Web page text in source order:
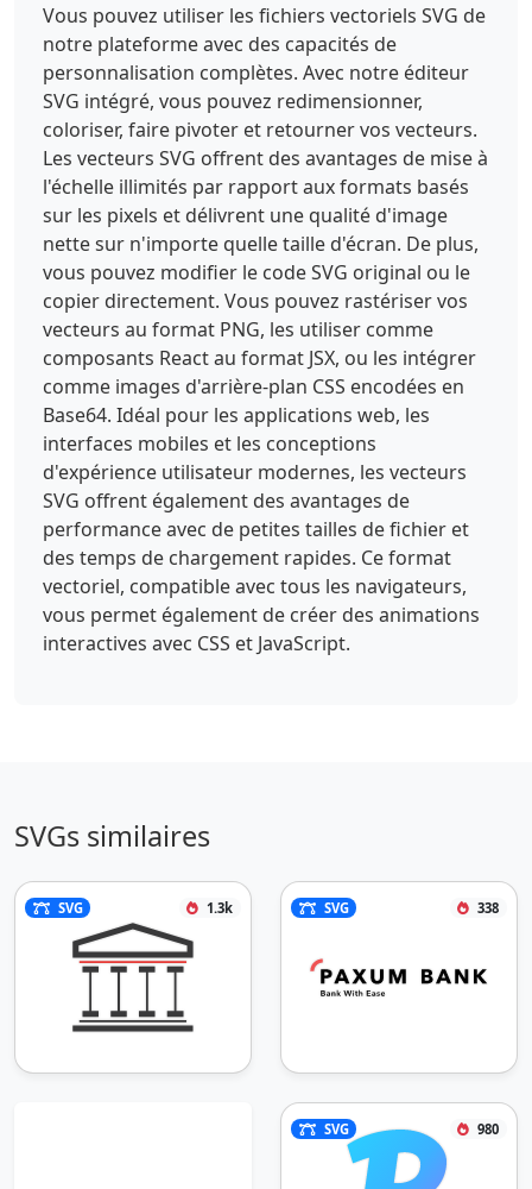
17.02 22.826-17.02 11.137 0 22.352 5.41
22.432 18.039h-14.589c.235-5.098-4.55-
6.745-9.021-6.745-3.137 0-7.059 1.097-7.059
4.785 0 4.313 8.078 5.097 16.235 7.373
8.081 2.274 16.237 6.038 16.237 16.156 0
14.198-12.08 18.748-24.393 18.748-12.863 0-
24.234-5.649-24.316-20.001zm40.943-
37.177h41.258v11.686h-
26.667v11.452h23.059v11.292h-
23.059v21.572h-14.591zm47.927
0h44.629v11.686h-
30.041v9.805h27.452v11.294h-
27.452v10.668h30.826v12.548h-45.413zm53.728
0h28.55c9.883 0 19.606 4.472 19.606 15.764
0 6.04-2.9 11.766-8.783 14.042v.155c5.96
1.414 7.687 8.078 8.156 13.413.159
2.352.392 10.587 2.354 12.629h-14.433c-
1.257-1.882-1.489-7.373-1.647-8.941-.392-
5.648-1.332-11.451-8.156-11.451h-
11.058v20.392h-14.589zm14.589
24.313h12.237c4.391 0 6.742-2.352 6.742-
6.586 0-4.156-3.291-6.042-7.372-6.042h-
11.607z" style="fill:#66cde7"></path><path
d="M44.889 179.38h88.3v17.682h-88.3zm0
63.65h88.3v17.681h-88.3zm0-
31.83h88.3v17.682h-88.3z"
Vous pouvez utiliser les fichiers vectoriels SVG de
notre plateforme avec des capacités de
personnalisation complètes. Avec notre éditeur
SVG intégré, vous pouvez redimensionner,
coloriser, faire pivoter et retourner vos vecteurs.
Les vecteurs SVG offrent des avantages de mise à
l'échelle illimités par rapport aux formats basés
sur les pixels et délivrent une qualité d'image
nette sur n'importe quelle taille d'écran. De plus,
vous pouvez modifier le code SVG original ou le
copier directement. Vous pouvez rastériser vos
vecteurs au format PNG, les utiliser comme
composants React au format JSX, ou les intégrer
comme images d'arrière-plan CSS encodées en
Base64. Idéal pour les applications web, les
interfaces mobiles et les conceptions
d'expérience utilisateur modernes, les vecteurs
SVG offrent également des avantages de
performance avec de petites tailles de fichier et
des temps de chargement rapides. Ce format
vectoriel, compatible avec tous les navigateurs,
vous permet également de créer des animations
interactives avec CSS et JavaScript.
SVGs similaires
SVG 1.3k SVG 338
SVG 980